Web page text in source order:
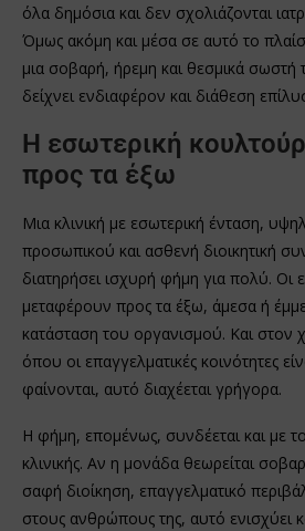
όλα δημόσια και δεν σχολιάζονται
Όμως ακόμη και μέσα σε αυτό το
μια σοβαρή, ήρεμη και θεσμικά
δείχνει ενδιαφέρον και διάθεση
Η εσωτερική
προς τα έξω
Μια κλινική με εσωτερική ένταση,
προσωπικού και ασθενή διοικητική
διατηρήσει ισχυρή φήμη για πολύ. Οι
μεταφέρουν προς τα έξω, άμεσα ή
κατάσταση του οργανισμού. Και στον
όπου οι επαγγελματικές κοινότητες
φαίνονται, αυτό διαχέεται γρήγορα.
Η φήμη, επομένως, συνδέεται και με
κλινικής. Αν η μονάδα θεωρείται
σαφή διοίκηση, επαγγελματικό
στους ανθρώπους της, αυτό ενισχύει